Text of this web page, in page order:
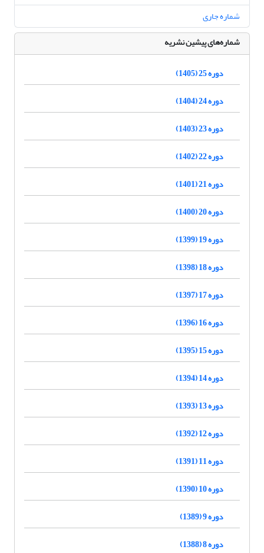
شماره جاری
شماره‌های پیشین نشریه
دوره 25 (1405)
دوره 24 (1404)
دوره 23 (1403)
دوره 22 (1402)
دوره 21 (1401)
دوره 20 (1400)
دوره 19 (1399)
دوره 18 (1398)
دوره 17 (1397)
دوره 16 (1396)
دوره 15 (1395)
دوره 14 (1394)
دوره 13 (1393)
دوره 12 (1392)
دوره 11 (1391)
دوره 10 (1390)
دوره 9 (1389)
دوره 8 (1388)